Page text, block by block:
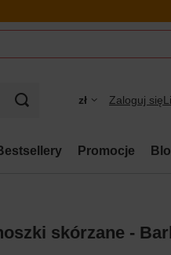
zł Zaloguj się
Promocje
skórzane -